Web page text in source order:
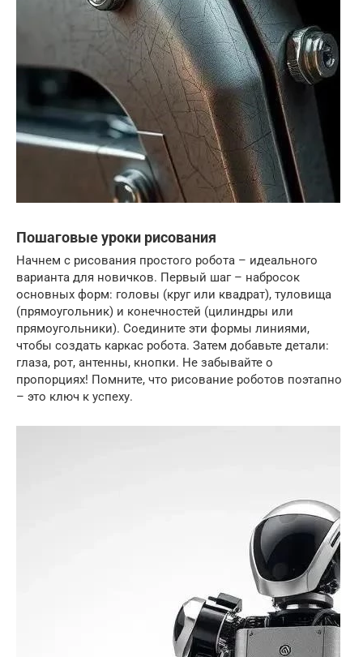
Пошаговые уроки рисования
Начнем с рисования простого робота – идеального
варианта для новичков. Первый шаг – набросок
основных форм: головы (круг или квадрат), туловища
(прямоугольник) и конечностей (цилиндры или
прямоугольники). Соедините эти формы линиями,
чтобы создать каркас робота. Затем добавьте детали:
глаза, рот, антенны, кнопки. Не забывайте о
пропорциях! Помните, что рисование роботов поэтапно
– это ключ к успеху.